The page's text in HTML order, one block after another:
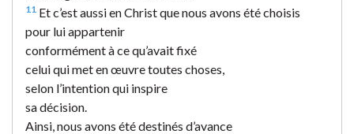
11 Et c’est aussi en Christ que nous avons été choisis
pour lui appartenir
conformément à ce qu’avait fixé
celui qui met en œuvre toutes choses,
selon l’intention qui inspire
sa décision.
Ainsi, nous avons été destinés d’avance